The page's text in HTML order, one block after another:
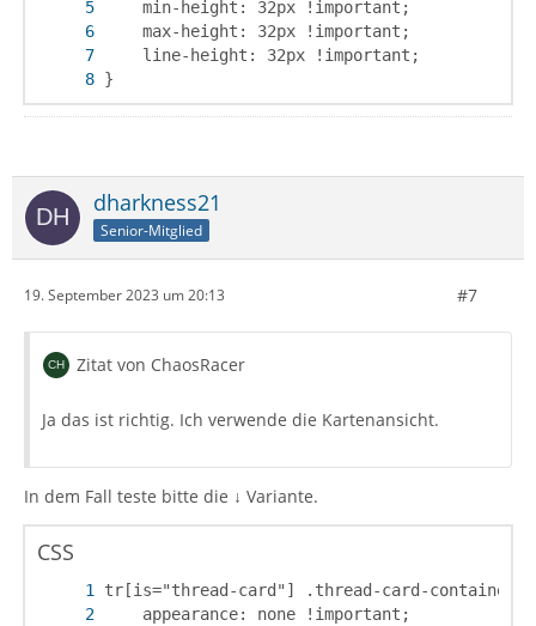
}
dharkness21
Senior-Mitglied
19. September 2023 um 20:13 #7
Zitat von ChaosRacer
Ja das ist richtig. Ich verwende die Kartenansicht.
In dem Fall teste bitte die ↓ Variante.
CSS